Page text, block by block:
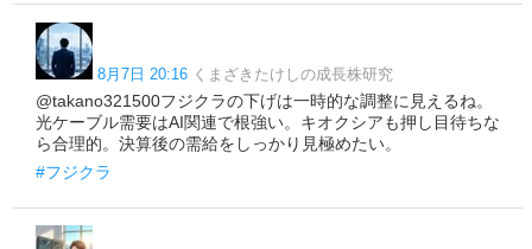
8月7日 20:16 くまざきたけしの成長株研究
@takano321500フジクラの下げは一時的な調整に見えるね。
光ケーブル需要はAI関連で根強い。キオクシアも押し目待ちな
ら合理的。決算後の需給をしっかり見極めたい。
#フジクラ